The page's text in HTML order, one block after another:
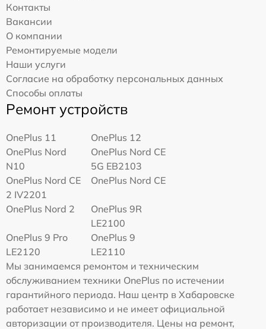
Контакты
Вакансии
О компании
Ремонтируемые модели
Наши услуги
Согласие на обработку персональных данных
Способы оплаты
Ремонт устройств
OnePlus 11
OnePlus 12
OnePlus Nord
N10
OnePlus Nord CE
5G EB2103
OnePlus Nord CE
2 IV2201
OnePlus Nord CE
OnePlus Nord 2
OnePlus 9R
LE2100
OnePlus 9 Pro
LE2120
OnePlus 9
LE2110
Мы занимаемся ремонтом и техническим
обслуживанием техники OnePlus по истечении
гарантийного периода. Наш центр в Хабаровске
работает независимо и не имеет официальной
авторизации от производителя. Цены на ремонт,